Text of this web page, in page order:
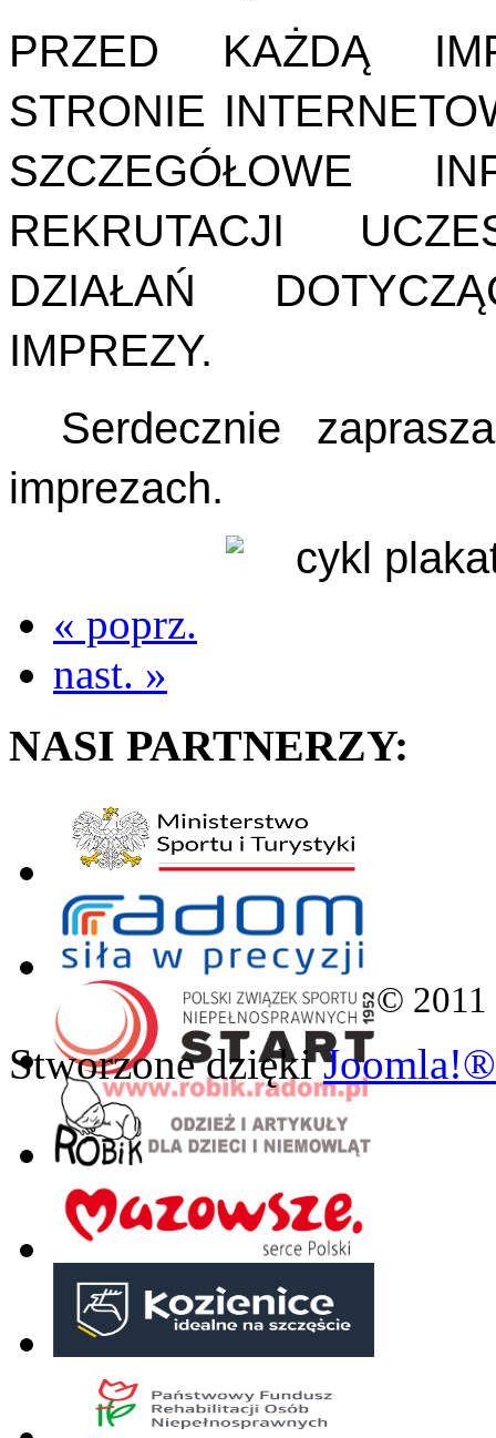
PRZED KAŻDĄ
STRONIE
SZCZEGÓŁOWE
REKRUTACJI
DZIAŁAŃ
IMPREZY.
Serdecznie
imprezach.
« poprz.
nast. »
NASI PARTNERZY:
©
Stworzone dziękiJoomla!®